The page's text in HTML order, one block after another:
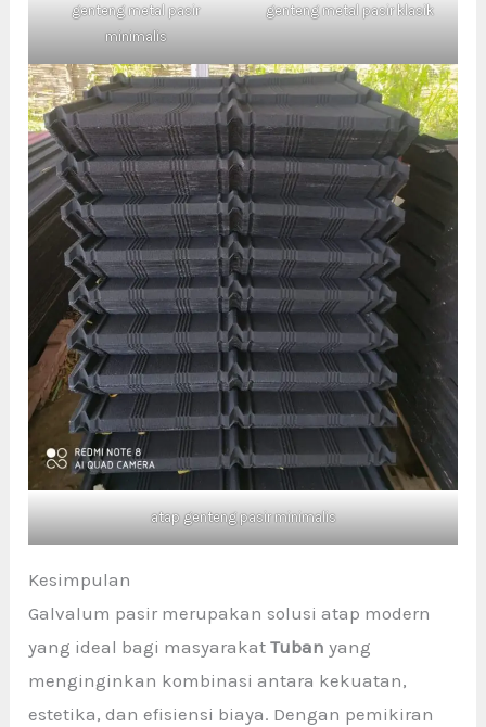
genteng metal pasir
minimalis
genteng metal pasir klasik
atap genteng pasir minimalis
Kesimpulan
Galvalum pasir merupakan solusi atap modern
yang ideal bagi masyarakatTuban yang
menginginkan kombinasi antara kekuatan,
estetika, dan efisiensi biaya. Dengan pemikiran